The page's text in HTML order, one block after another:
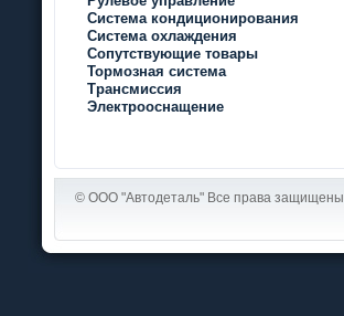
Система кондиционирования
Система охлаждения
Сопутствующие товары
Тормозная система
Трансмиссия
Электрооснащение
© ООО "Автодеталь" Все права защищены